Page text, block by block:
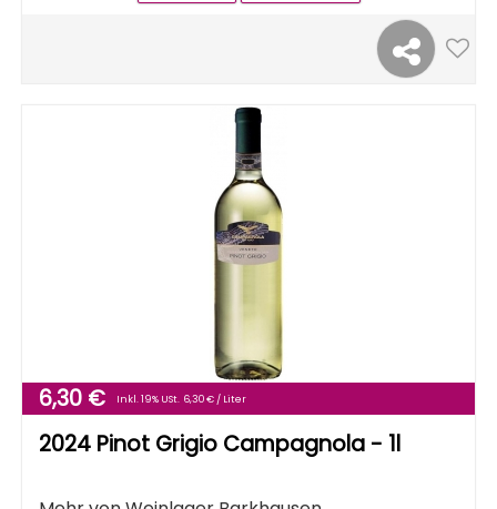
6,30 € Inkl. 19% USt. 6,30 € / Liter
2024 Pinot Grigio Campagnola - 1l